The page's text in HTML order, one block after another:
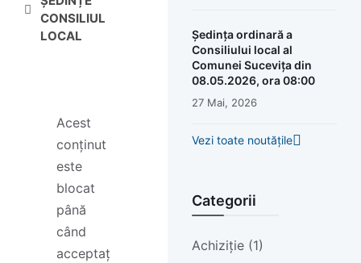
CONSILIUL
LOCAL
Acest
conținut
este
blocat
până
când
acceptaț
Ședința ordinară a
Consiliului local al
Comunei Sucevița din
08.05.2026, ora 08:00
27 Mai, 2026
Vezi toate noutățile
Categorii
Achiziție (1)